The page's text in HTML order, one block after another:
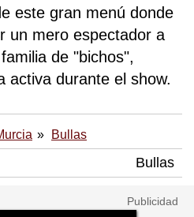
este gran menú donde
un mero espectador a
de "bichos",
activa durante el show.
Bullas
Bullas